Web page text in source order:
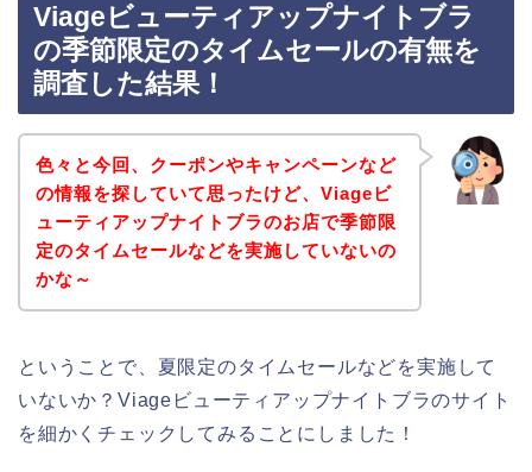
Viageビューティアップナイトブラ
の季節限定のタイムセールの有無を
調査した結果！
色々と今回、クーポンやキャンペーンなど
の情報を探していて思ったけど、Viageビ
ューティアップナイトブラのお店で季節限
定のタイムセールなどを実施していないの
かな～
ということで、夏限定のタイムセールなどを実施して
いないか？Viageビューティアップナイトブラのサイト
を細かくチェックしてみることにしました！